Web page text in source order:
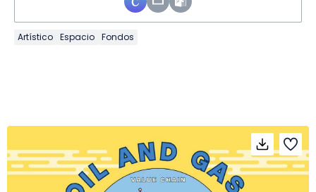
Artístico Espacio Fondos